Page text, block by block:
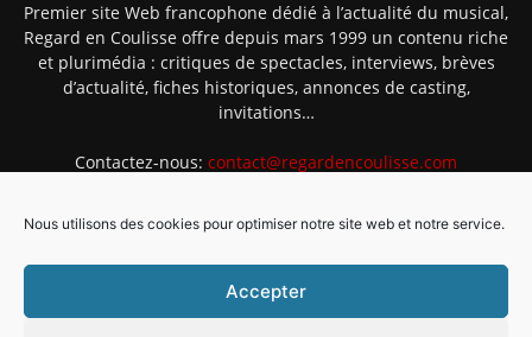
Nous utilisons des cookies pour optimiser notre site web et notre service.
Accepter
Premier site Web francophone dédié à l’actualité du musical,
Regard en Coulisse offre depuis mars 1999 un contenu riche
et plurimédia : critiques de spectacles, interviews, brèves
d’actualité, fiches historiques, annonces de casting,
invitations…
Contactez-nous: contact@regardencoulisse.com